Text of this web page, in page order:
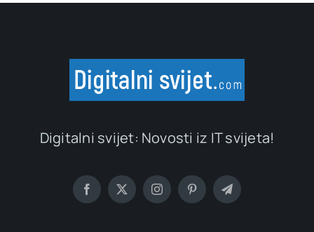
Digitalni svijet: Novosti iz IT svijeta!